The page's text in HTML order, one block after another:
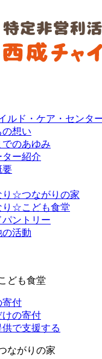
想い
でのあゆみ
ー紹介
要
り☆つながりの家
り☆こども食堂
パントリー
の活動
ども食堂
寄付
けの寄付
で支援する
ながりの家